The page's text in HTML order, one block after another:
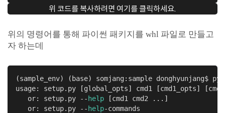
위 코드를 복사하려면 여기를 클릭하세요.
위의 명령어를 통해 파이썬 패키지를 whl 파일로 만들고
자 하는데
(sample_env) (base) somjang:sample donghyunjang$
usage: setup.py [global_opts] cmd1 [cmd1_opts]
   or: setup.py --
help [cmd1 cmd2 ...]
   or: setup.py --
help-commands